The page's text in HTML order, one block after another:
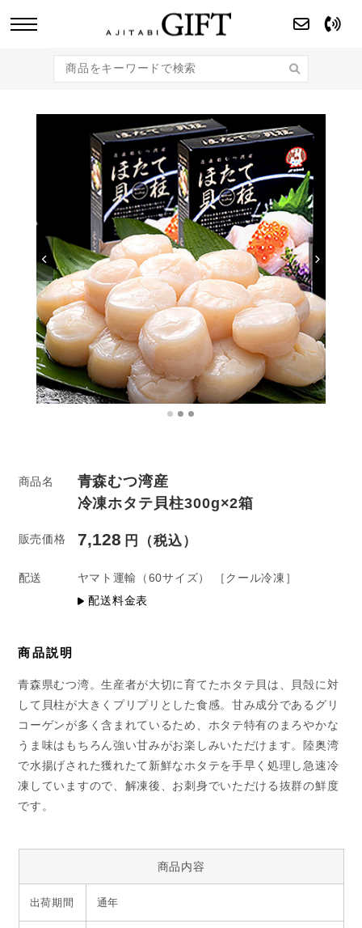
のギフト商品をご提案します。
商品名
青森むつ湾産
冷凍ホタテ貝柱300g×2箱
販売価格 7,128
配送 ヤマト運輸 （60サイズ）
［クール冷凍］
配送料金表
商品説明
青森県むつ湾。生産者が大切に育てたホタテ貝は、貝殻に対
して貝柱が大きくプリプリとした食感。甘み成分であるグリ
コーゲンが多く含まれているため、ホタテ特有のまろやかな
うま味はもちろん強い甘みがお楽しみいただけます。陸奥湾
で水揚げされた獲れたて新鮮なホタテを手早く処理し急速冷
凍していますので、解凍後、お刺身でいただける抜群の鮮度
です。
商品内容
出荷期間 通年